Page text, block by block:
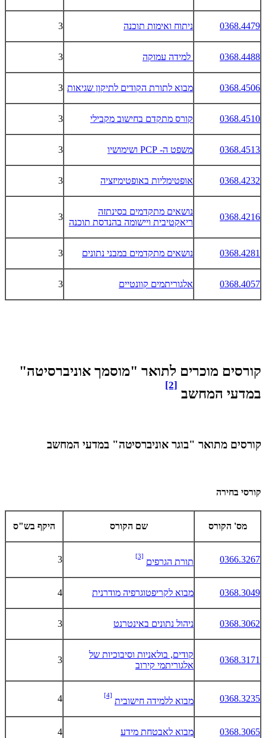
0368.4479 ניתוח ואימות תוכנה 3
0368.4488 למידה עמוקה 3
0368.4506 מבוא לתורת הקודים לתיקון שגיאות 3
0368.4510 קורס מתקדם בחישוב מקבילי 3
0368.4513 משפט ה- PCP ושימושיו 3
0368.4232 אופטימליות באופטימיזציה 3
0368.4216
נושאים מתקדמים בסינתזה
ריאקטיבית ויישומה בהנדסת תוכנה
3
0368.4281 נושאים מתקדמים במבני נתונים 3
0368.4057 אלגוריתמים קוונטיים 3
קורסים מוכרים לתואר "מוסמך אוניברסיטה"
במדעי המחשב
[2]
קורסים מתואר "בוגר אוניברסיטה" במדעי המחשב
קורסי בחירה
מס' הקורס שם הקורס היקף בש"ס
0366.3267 תורת הגרפים
[3]
3
0368.3049 מבוא לקריפטוגרפיה מודרנית 4
0368.3062 ניהול נתונים באינטרנט 3
0368.3171
קודים, בולאניות וסיבוכיות של
אלגוריתמי קירוב
3
0368.3235 מבוא ללמידה חישובית
[4]
4
0368.3065 מבוא לאבטחת מידע 4